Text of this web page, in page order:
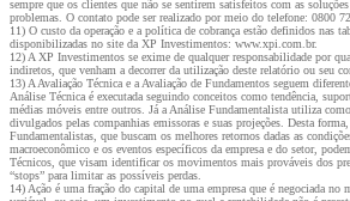
sempre que os clientes que não se sentirem satisfeitos com as soluções
problemas. O contato pode ser realizado por meio do telefone: 0800
11) O custo da operação e a política de cobrança estão definidos nas
disponibilizadas no site da XP Investimentos: www.xpi.com.br.
12) A XP Investimentos se exime de qualquer responsabilidade por
indiretos, que venham a decorrer da utilização deste relatório ou seu
13) A Avaliação Técnica e a Avaliação de Fundamentos seguem
Análise Técnica é executada seguindo conceitos como tendência,
médias móveis entre outros. Já a Análise Fundamentalista utiliza
divulgados pelas companhias emissoras e suas projeções. Desta
Fundamentalistas, que buscam os melhores retornos dadas as
macroeconômico e os eventos específicos da empresa e do setor,
Técnicos, que visam identificar os movimentos mais prováveis dos
“stops” para limitar as possíveis perdas.
14) Ação é uma fração do capital de uma empresa que é negociada